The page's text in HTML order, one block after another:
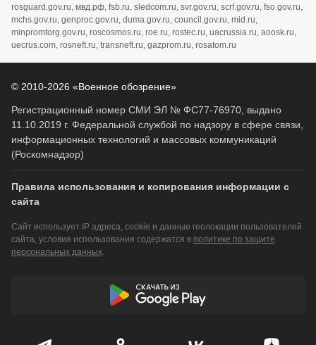
rosguard.gov.ru, мвд.рф, fsb.ru, sledcom.ru, svr.gov.ru, scrf.gov.ru, fso.gov.ru,
mchs.gov.ru, genproc.gov.ru, duma.gov.ru, council.gov.ru, mid.ru,
minpromtorg.gov.ru, roscosmos.ru, roe.ru, rostec.ru, uacrussia.ru, aoosk.ru,
uecrus.com, rosneft.ru, transneft.ru, gazprom.ru, rosatom.ru
© 2010-2026 «Военное обозрение»
Регистрационный номер СМИ ЭЛ № ФС77-76970, выдано
11.10.2019 г. Федеральной службой по надзору в сфере связи,
информационных технологий и массовых коммуникаций
(Роскомнадзор)
Правила использования и копирования информации с
сайта
Сайт использует IP адреса, cookie и данные геолокации пользователей
сайта, условия использования содержатся в политике по защите
персональных данных.